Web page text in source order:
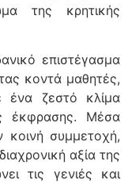
της κρητικής
επιστέγασμα
κοντά μαθητές,
ζεστό κλίμα
έκφρασης. Μέσα
συμμετοχή,
αξία της
τις γενιές και